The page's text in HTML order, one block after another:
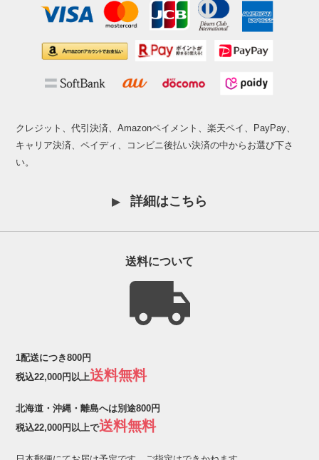
クレジット、代引決済、Amazonペイメント、楽天ペイ、PayPay、
キャリア決済、ペイディ、コンビニ後払い決済の中からお選び下さ
い。
詳細はこちら
送料について
1配送につき800円
税込22,000円以上送料無料
北海道・沖縄・離島へは別途800円
税込22,000円以上で送料無料